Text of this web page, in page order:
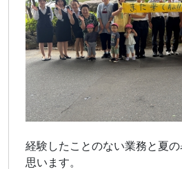
経験したことのない業務と夏
思います。